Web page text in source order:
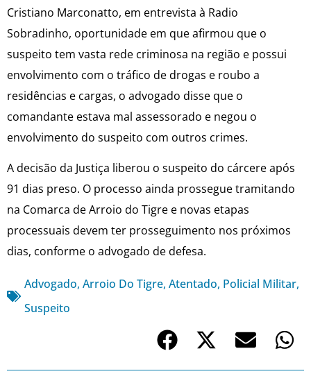
Cristiano Marconatto, em entrevista à Radio
Sobradinho, oportunidade em que afirmou que o
suspeito tem vasta rede criminosa na região e possui
envolvimento com o tráfico de drogas e roubo a
residências e cargas, o advogado disse que o
comandante estava mal assessorado e negou o
envolvimento do suspeito com outros crimes.
A decisão da Justiça liberou o suspeito do cárcere após
91 dias preso. O processo ainda prossegue tramitando
na Comarca de Arroio do Tigre e novas etapas
processuais devem ter prosseguimento nos próximos
dias, conforme o advogado de defesa.
Advogado, Arroio Do Tigre, Atentado, Policial Militar,
Suspeito